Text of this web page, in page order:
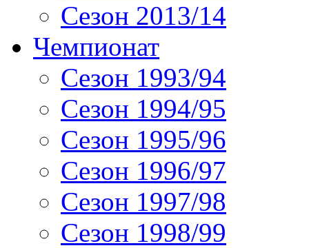
Сезон 2013/14
Чемпионат
Сезон 1993/94
Сезон 1994/95
Сезон 1995/96
Сезон 1996/97
Сезон 1997/98
Сезон 1998/99